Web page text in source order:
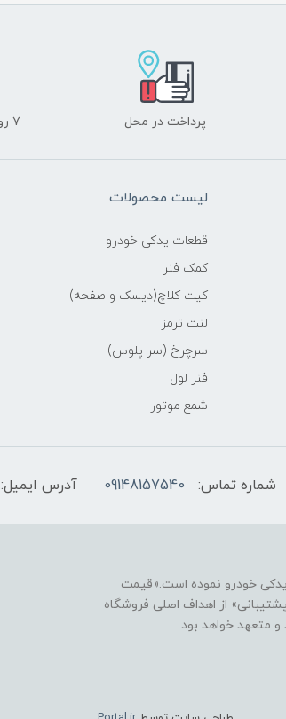
پرداخت در محل ۷ روز ضمانت بازگشت
لیست محصولات
قطعات یدکی خودرو
کمک فنر
کیت کلاچ(دیسک و صفحه)
لنت ترمز
سرچرخ (سر پلوس)
فنر لول
شمع موتور
شماره تماس: 09148157540 آدرس ایمیل:
یدکی خودرو نموده است.«قیمت
از اهداف اصلی فروشگاه
متعهد خواهد بود